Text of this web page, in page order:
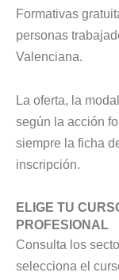
Formativas
personas
Valenciana.
La oferta, la
según la acción
siempre la ficha
inscripción.
ELIGE TU
PROFESIONAL
Consulta los
selecciona el